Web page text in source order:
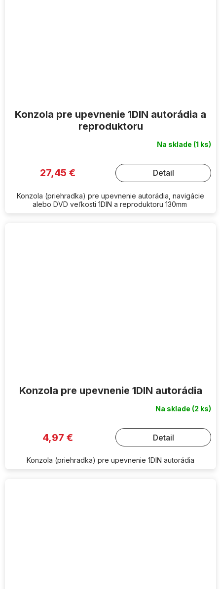
Konzola pre upevnenie 1DIN autorádia a
reproduktoru
Na sklade (1 ks)
27,45 € Detail
Konzola (priehradka) pre upevnenie autorádia, navigácie
alebo DVD veľkosti 1DIN a reproduktoru 130mm
Konzola pre upevnenie 1DIN autorádia
Na sklade (2 ks)
4,97 € Detail
Konzola (priehradka) pre upevnenie 1DIN autorádia